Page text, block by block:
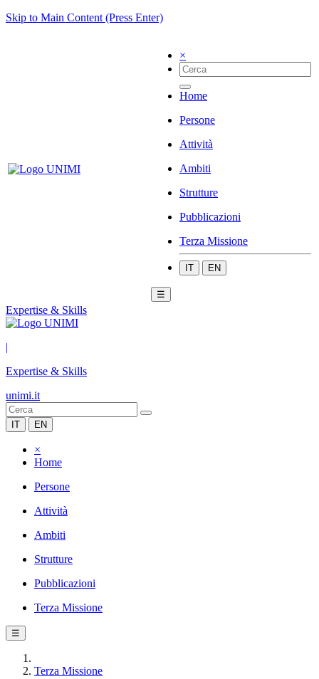
Skip to Main Content (Press Enter)
×
Home
Persone
Attività
Ambiti
Strutture
Pubblicazioni
Terza Missione
IT EN
☰
Expertise & Skills
|
Expertise & Skills
unimi.it
IT EN
×
Home
Persone
Attività
Ambiti
Strutture
Pubblicazioni
Terza Missione
☰
Terza Missione